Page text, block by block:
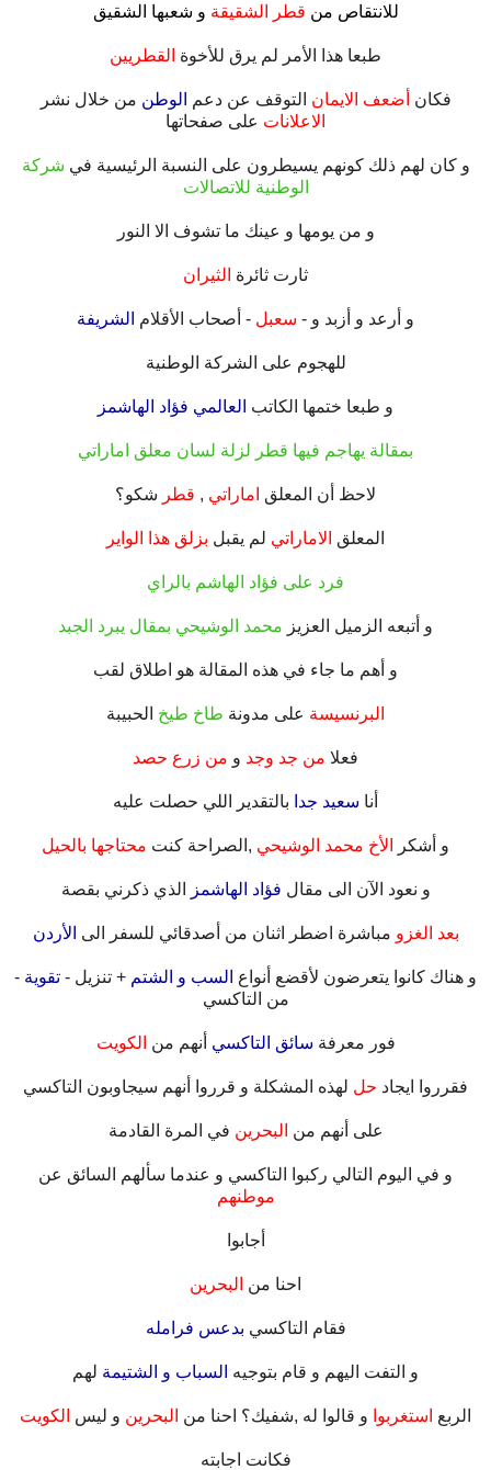
للانتقاص من قطر الشقيقة و شعبها الشقيق
طبعا هذا الأمر لم يرق للأخوة القطريين
فكان أضعف الايمان التوقف عن دعم الوطن من خلال نشر
الاعلانات على صفحاتها
و كان لهم ذلك كونهم يسيطرون على النسبة الرئيسية في شركة
الوطنية للاتصالات
و من يومها و عينك ما تشوف الا النور
ثارت ثائرة الثيران
و أرعد و أزبد و - سعبل - أصحاب الأقلام الشريفة
للهجوم على الشركة الوطنية
و طبعا ختمها الكاتب العالمي فؤاد الهاشمز
بمقالة يهاجم فيها قطر لزلة لسان معلق اماراتي
لاحظ أن المعلق اماراتي , قطر شكو؟
المعلق الاماراتي لم يقبل بزلق هذا الواير
فرد على فؤاد الهاشم بالراي
و أتبعه الزميل العزيز محمد الوشيحي بمقال يبرد الجبد
و أهم ما جاء في هذه المقالة هو اطلاق لقب
البرنسيسة على مدونة طاخ طيخ الحبيبة
فعلا من جد وجد و من زرع حصد
أنا سعيد جدا بالتقدير اللي حصلت عليه
و أشكر
الأخ محمد الوشيحي ,الصراحة كنت محتاجها بالحيل
و نعود الآن الى مقال فؤاد الهاشمز
الذي ذكرني بقصة
بعد الغزو مباشرة اضطر اثنان من أصدقائي للسفر الى الأردن
و هناك كانوا يتعرضون لأقضع أنواع السب و الشتم + تنزيل - تقوية -
من التاكسي
فور معرفة سائق التاكسي أنهم من الكويت
فقرروا ايجاد حل لهذه المشكلة و قرروا أنهم سيجاوبون التاكسي
على أنهم من البحرين في المرة القادمة
و في اليوم التالي ركبوا التاكسي و عندما سألهم السائق عن
موطنهم
أجابوا
احنا من البحرين
فقام التاكسي بدعس فرامله
و التفت اليهم و قام بتوجيه السباب و الشتيمة لهم
الربع استغربوا و قالوا له ,شفيك؟ احنا من البحرين و ليس الكويت
فكانت اجابته